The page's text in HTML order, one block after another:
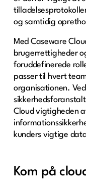
og samtidig
Med Caseware
brugerrettigheder
foruddefinerede
passer til hvert
organisationen.
Cloud vigtigheden
kunders vigtige
Kom på